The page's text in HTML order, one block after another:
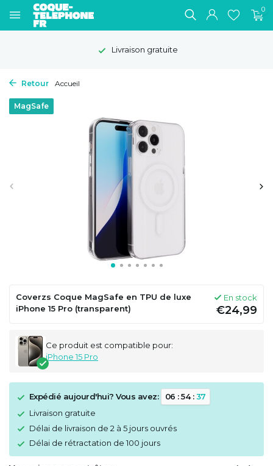
0
Livraison gratuite
Retour Accueil
MagSafe
Coverzs Coque MagSafe en TPU de luxe
iPhone 15 Pro (transparent)
En stock
€24,99
Ce produit est compatible pour:
iPhone 15 Pro
Expédié aujourd'hui? Vous avez: 06 :54:36
Livraison gratuite
Délai de livraison de 2 à 5 jours ouvrés
Délai de rétractation de 100 jours